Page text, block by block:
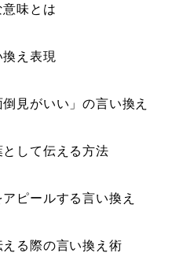
意味とは
換え表現
見がいい」の言い換え
として伝える方法
ピールする言い換え
る際の言い換え術